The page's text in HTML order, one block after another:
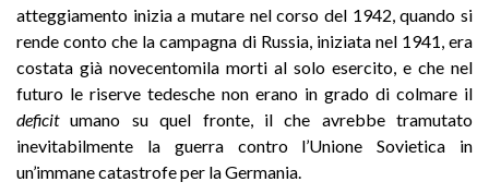
atteggiamento inizia a mutare nel corso del 1942, quando si
rende conto che la campagna di Russia, iniziata nel 1941, era
costata già novecentomila morti al solo esercito, e che nel
futuro le riserve tedesche non erano in grado di colmare il
deficitumano su quel fronte, il che avrebbe tramutato
inevitabilmente la guerra contro l’Unione Sovietica in
un’immane catastrofe per la Germania.